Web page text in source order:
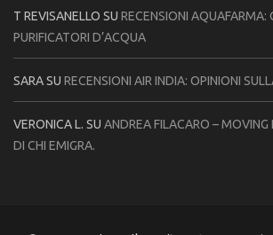
T REVISANELLO SU RECENSIONI AQUAFARMA:
PURIFICATORI D’ACQUA
SARASU RECENSIONI AIR INDIA: OPINIONI
VERONICA L. SU ANDREA FILACARO – MOVING
DI CHI EMIGRA.